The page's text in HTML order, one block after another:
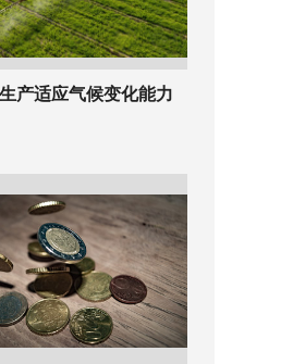
产适应气候变化能力